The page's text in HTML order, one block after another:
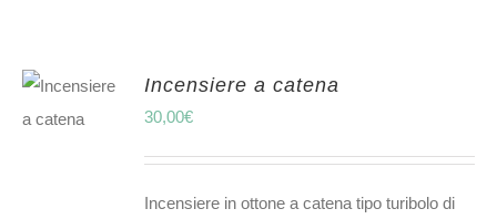
AL
Incensiere a catena
30,00€
Incensiere in ottone a catena tipo turibolo di